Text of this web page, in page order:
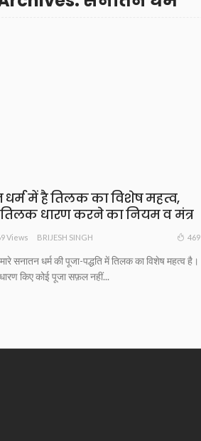
में है तिलक का विशेष महत्व,
धारण करने का नियम व मंत्र
Views BRIJESH SINGH 469
सनातन धर्म की पूजा-पद्धति में तिलक का विशेष महत्व है।
किए कोई पूजा सफ़ल नहीं...